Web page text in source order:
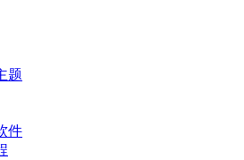
题
件